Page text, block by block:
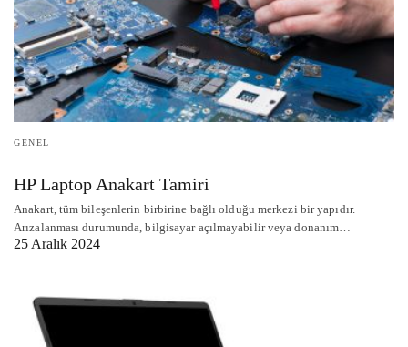
GENEL
HP Laptop Anakart Tamiri
Anakart, tüm bileşenlerin birbirine bağlı olduğu merkezi bir yapıdır.
Arızalanması durumunda, bilgisayar açılmayabilir veya donanım…
25 Aralık 2024